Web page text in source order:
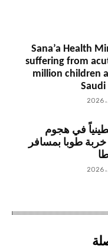
Sana’a Health
suffering from
million children
Saudi
فلسطينياً في هجوم
طوبا بمسافر